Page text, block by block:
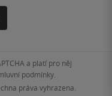
a platí pro něj
podmínky
práva vyhrazena.